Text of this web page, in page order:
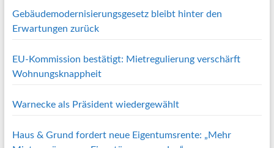
Gebäudemodernisierungsgesetz bleibt hinter den
Erwartungen zurück
EU-Kommission bestätigt: Mietregulierung verschärft
Wohnungsknappheit
Warnecke als Präsident wiedergewählt
Haus & Grund fordert neue Eigentumsrente: „Mehr